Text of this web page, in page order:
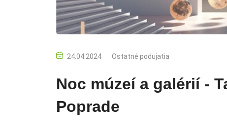
24.04.2024 Ostatné podujatia
Noc múzeí a galérií -
Poprade